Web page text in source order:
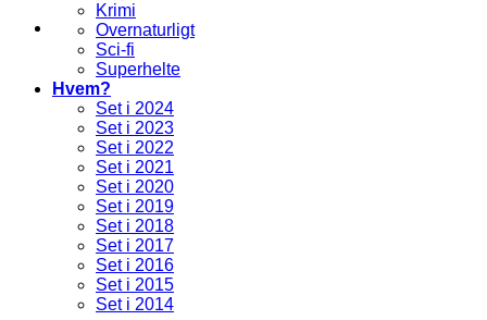
Krimi
Overnaturligt
Sci-fi
Superhelte
Hvem?
Set i 2024
Set i 2023
Set i 2022
Set i 2021
Set i 2020
Set i 2019
Set i 2018
Set i 2017
Set i 2016
Set i 2015
Set i 2014